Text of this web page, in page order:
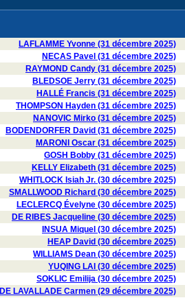
LAFLAMME Yvonne (31 décembre 2025)
NECAS Pavel (31 décembre 2025)
RAYMOND Candy (31 décembre 2025)
BLEDSOE Jerry (31 décembre 2025)
HALLÉ Francis (31 décembre 2025)
THOMPSON Hayden (31 décembre 2025)
NANOVIC Mirko (31 décembre 2025)
BODENDORFER David (31 décembre 2025)
MARONI Oscar (31 décembre 2025)
GOSH Bobby (31 décembre 2025)
KELLY Elizabeth (31 décembre 2025)
WHITLOCK Isiah Jr. (30 décembre 2025)
SMALLWOOD Richard (30 décembre 2025)
LECLERCQ Évelyne (30 décembre 2025)
DE RIBES Jacqueline (30 décembre 2025)
INSUA Miquel (30 décembre 2025)
HEAP David (30 décembre 2025)
WILLIAMS Dean (30 décembre 2025)
YUQING LAI (30 décembre 2025)
SOKLIC Emilija (30 décembre 2025)
DE LAVALLADE Carmen (29 décembre 2025)